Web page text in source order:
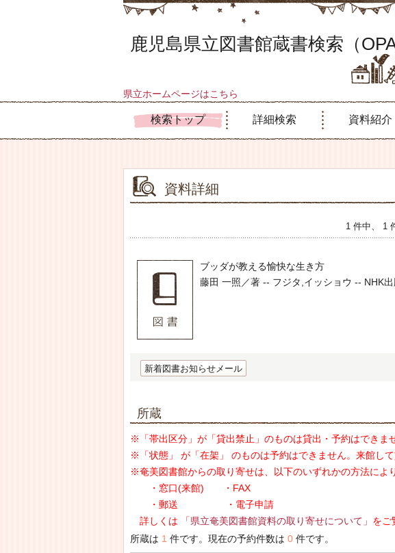
鹿児島県立図書館蔵書検索（
県立ホームページはこちら
検索トップ 詳細検索 資料紹介
資料詳細
1 件中、 1
ブッダが教える愉快な生き方
藤田 一照／著 -- フジタ,イッショウ -- NHK
新着図書お知らせメール
所蔵
※「帯出区分」が「貸出禁止」のものは貸出・予約はできま
※「状態」 が「在架」 のものは予約はできません。来館して
※奄美図書館からの取り寄せは、以下のいずれかの方法によ
・窓口(来館) ・FAX
・郵送 ・電子申請
詳しくは
「県立奄美図書館資料の取り寄せについて」 をご
所蔵は 1 件です。現在の予約件数は 0 件です。